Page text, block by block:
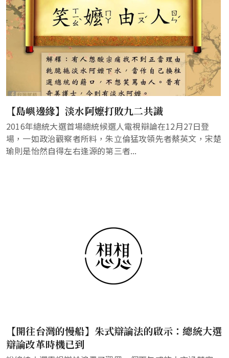
【島嶼邊緣】淡水阿嬤打敗九二共識
2016年總統大選首場總統候選人電視辯論在12月27日登
場，一如政治觀察者所料，朱立倫猛攻領先者蔡英文，宋楚
瑜則是怡然自得左右逢源的第三者...
【開往台灣的慢船】朱式辯論法的啟示：總統大選
辯論改革時機已到